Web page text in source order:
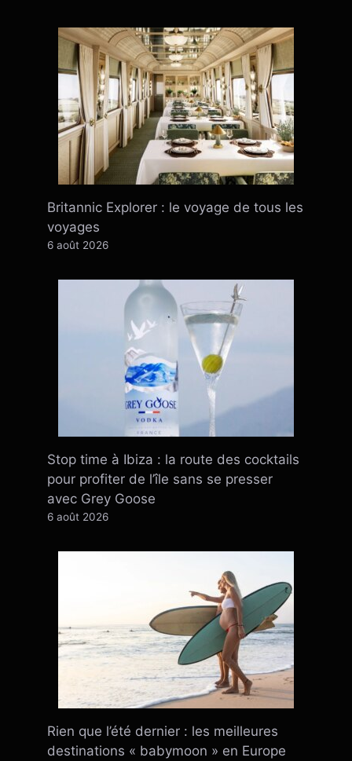
Britannic Explorer : le voyage de tous les
voyages
6 août 2026
Stop time à Ibiza : la route des cocktails
pour profiter de l’île sans se presser
avec Grey Goose
6 août 2026
Rien que l’été dernier : ​​les meilleures
destinations « babymoon » en Europe